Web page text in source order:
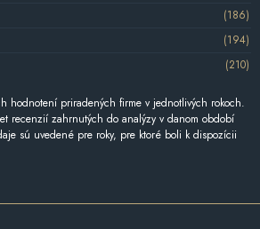
(186)
(194)
(210)
hodnotení priradených firme v jednotlivých rokoch.
recenzií zahrnutých do analýzy v danom období
sú uvedené pre roky, pre ktoré boli k dispozícii